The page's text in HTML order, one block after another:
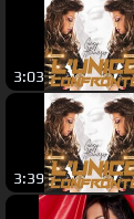
3:03
3:39